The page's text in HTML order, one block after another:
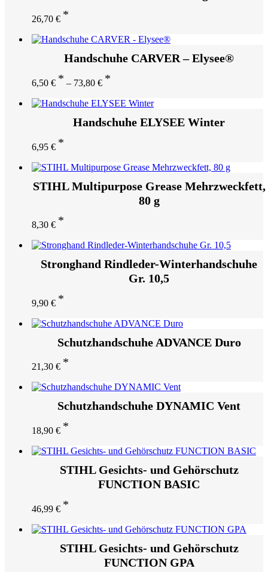
26,70 €
Handschuhe CARVER – Elysee®
6,50 € – 73,80 €
Handschuhe ELYSEE Winter
6,95 €
STIHL Multipurpose Grease Mehrzweckfett,
80 g
8,30 €
Stronghand Rindleder-Winterhandschuhe
Gr. 10,5
9,90 €
Schutzhandschuhe ADVANCE Duro
21,30 €
Schutzhandschuhe DYNAMIC Vent
18,90 €
STIHL Gesichts- und Gehörschutz
FUNCTION BASIC
46,99 €
STIHL Gesichts- und Gehörschutz
FUNCTION GPA